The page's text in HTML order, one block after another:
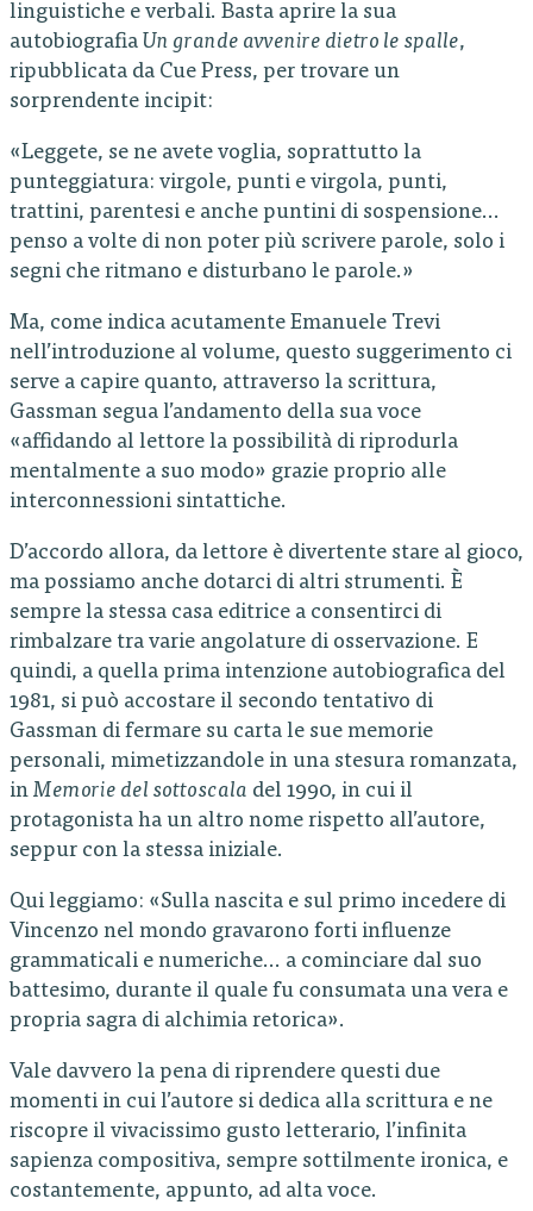
linguistiche e verbali. Basta aprire la sua
autobiografia Un grande avvenire dietro le spalle,
ripubblicata da Cue Press, per trovare un
sorprendente incipit:
«Leggete, se ne avete voglia, soprattutto la
punteggiatura: virgole, punti e virgola, punti,
trattini, parentesi e anche puntini di sospensione…
penso a volte di non poter più scrivere parole, solo i
segni che ritmano e disturbano le parole.»
Ma, come indica acutamente Emanuele Trevi
nell’introduzione al volume, questo suggerimento ci
serve a capire quanto, attraverso la scrittura,
Gassman segua l’andamento della sua voce
«affidando al lettore la possibilità di riprodurla
mentalmente a suo modo» grazie proprio alle
interconnessioni sintattiche.
D’accordo allora, da lettore è divertente stare al gioco,
ma possiamo anche dotarci di altri strumenti. È
sempre la stessa casa editrice a consentirci di
rimbalzare tra varie angolature di osservazione. E
quindi, a quella prima intenzione autobiografica del
1981, si può accostare il secondo tentativo di
Gassman di fermare su carta le sue memorie
personali, mimetizzandole in una stesura romanzata,
in Memorie del sottoscala del 1990, in cui il
protagonista ha un altro nome rispetto all’autore,
seppur con la stessa iniziale.
Qui leggiamo: «Sulla nascita e sul primo incedere di
Vincenzo nel mondo gravarono forti influenze
grammaticali e numeriche… a cominciare dal suo
battesimo, durante il quale fu consumata una vera e
propria sagra di alchimia retorica».
Vale davvero la pena di riprendere questi due
momenti in cui l’autore si dedica alla scrittura e ne
riscopre il vivacissimo gusto letterario, l’infinita
sapienza compositiva, sempre sottilmente ironica, e
costantemente, appunto, ad alta voce.